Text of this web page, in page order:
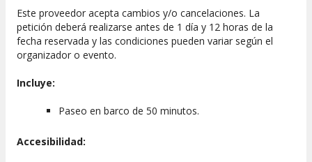
Este proveedor acepta cambios y/o cancelaciones. La
petición deberá realizarse antes de 1 día y 12 horas de la
fecha reservada y las condiciones pueden variar según el
organizador o evento.
Incluye:
Paseo en barco de 50 minutos.
Accesibilidad: